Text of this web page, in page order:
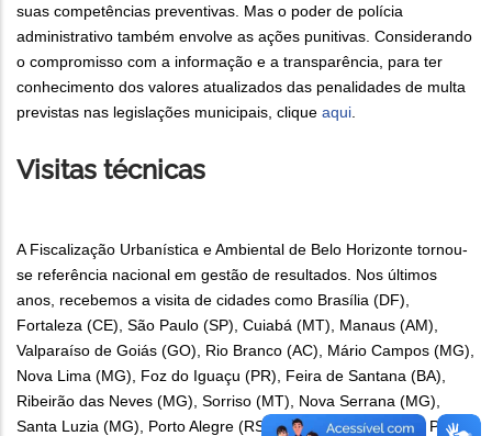
suas competências preventivas. Mas o poder de polícia
administrativo também envolve as ações punitivas. Considerando
o compromisso com a informação e a transparência, para ter
conhecimento dos valores atualizados das penalidades de multa
previstas nas legislações municipais, clique aqui
Visitas técnicas
A Fiscalização Urbanística e Ambiental de Belo Horizonte tornou-
se referência nacional em gestão de resultados. Nos últimos
anos, recebemos a visita de cidades como Brasília (DF),
Fortaleza (CE), São Paulo (SP), Cuiabá (MT), Manaus (AM),
Valparaíso de Goiás (GO), Rio Branco (AC), Mário Campos (MG),
Nova Lima (MG), Foz do Iguaçu (PR), Feira de Santana (BA),
Ribeirão das Neves (MG), Sorriso (MT), Nova Serrana (MG),
Santa Luzia (MG), Porto Alegre (RS), Santa Bárbara (MG), Poços